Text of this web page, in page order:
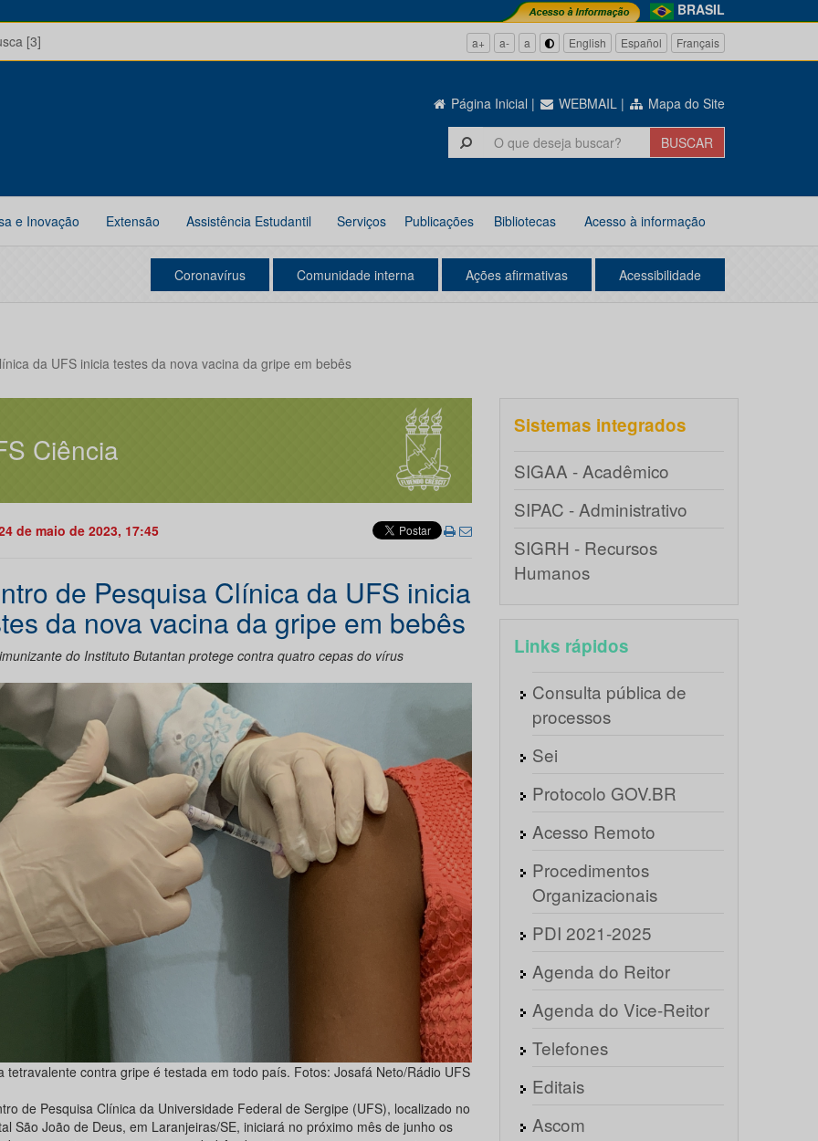
BRASIL
[3]
a+ a- a English Español Français
Página Inicial | WEBMAIL | Mapa do Site
e Inovação Extensão Assistência Estudantil Serviços Publicações Bibliotecas Acesso à informação
Coronavírus Comunidade interna Ações afirmativas Acessibilidade
da UFS inicia testes da nova vacina da gripe em bebês
Ciência
de maio de 2023, 17:45
de Pesquisa Clínica da UFS inicia
da nova vacina da gripe em bebês
do Instituto Butantan protege contra quatro cepas do vírus
tetravalente contra gripe é testada em todo país. Fotos: Josafá Neto/Rádio UFS
de Pesquisa Clínica da Universidade Federal de Sergipe (UFS), localizado no
São João de Deus, em Laranjeiras/SE, iniciará no próximo mês de junho os
Sistemas integrados
SIGAA - Acadêmico
SIPAC - Administrativo
SIGRH - Recursos
Humanos
Links rápidos
Consulta pública de
processos
Sei
Protocolo GOV.BR
Acesso Remoto
Procedimentos
Organizacionais
PDI 2021-2025
Agenda do Reitor
Agenda do Vice-Reitor
Telefones
Editais
Ascom